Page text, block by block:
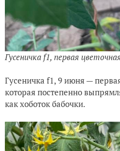
Гусеничка f1, первая
Гусеничка f1, 9 июня —
которая постепенно
как хоботок бабочки.